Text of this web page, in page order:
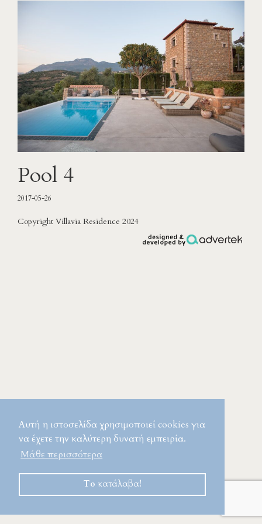
Αυτή η ιστοσελίδα χρησιμοποιεί cookies για
να έχετε την καλύτερη δυνατή εμπειρία.
Μάθε περισσότερα
Το κατάλαβα!
Pool 4
2017-05-26
Copyright Villavia Residence 2024